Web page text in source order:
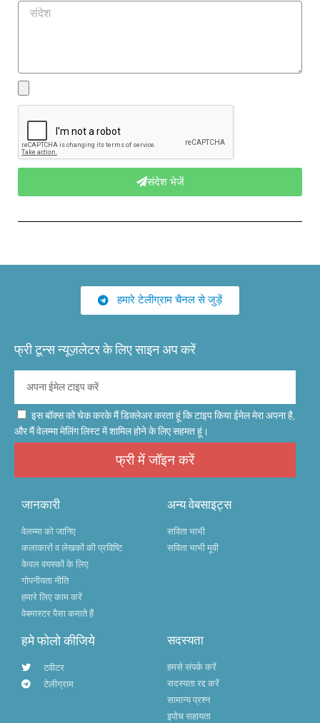
संदेश भेजें
हमारे टेलीग्राम चैनल से जुड़ें
फ्री टून्स न्यूज़लेटर के लिए साइन अप करें
इस बॉक्स को चेक करके मैं डिक्लेअर करता हूं कि टाइप किया ईमेल मेरा अपना है,
और मैं वेलम्मा मेलिंग लिस्ट में शामिल होने के लिए सहमत हूं।
फ्री में जॉइन करें
जानकारी
वेलम्मा को जानिए
कलाकारों व लेखकों की प्रविष्टि
केवल वयस्कों के लिए
गोपनीयता नीति
हमारे लिए काम करें
वेबमास्टर पैसा कमाते हैं
अन्य वेबसाइट्स
सविता भाभी
सविता भाभी मूवी
हमे फोलो कीजिये
टवीटर
टेलीग्राम
सदस्यता
हमसे संपर्क करें
सदस्यता रद्द करें
सामान्य प्रश्न
इपोच सहायता